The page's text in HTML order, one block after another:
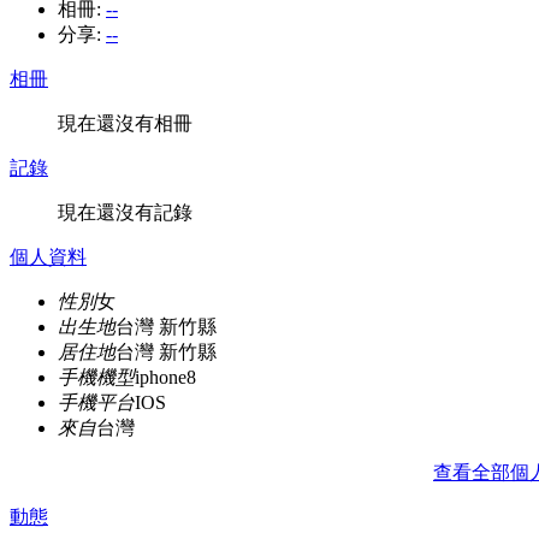
相冊: --
分享: --
相冊
現在還沒有相冊
記錄
現在還沒有記錄
個人資料
性別女
出生地台灣 新竹縣
居住地台灣 新竹縣
手機機型iphone8
手機平台IOS
來自台灣
查看全部個
動態